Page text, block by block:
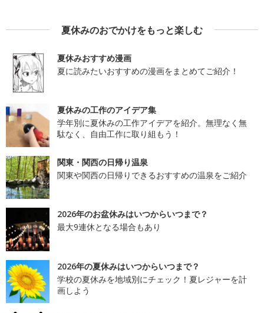
夏休みのおでかけをもっと楽しむ
夏休みおすすめ漫画
夏に読みたいおすすめの漫画をまとめてご紹介！
夏休みの工作のアイデア集
学年別に夏休みの工作アイデアを紹介。無理なく無
駄なく、自由工作に取り組もう！
関東・関西の日帰り温泉
関東や関西の日帰りできるおすすめの温泉をご紹介
2026年のお盆休みはいつからいつまで？
最大9連休となる場合もあり
2026年の夏休みはいつからいつまで？
学校の夏休みを地域別にチェック！夏レジャーを計
画しよう